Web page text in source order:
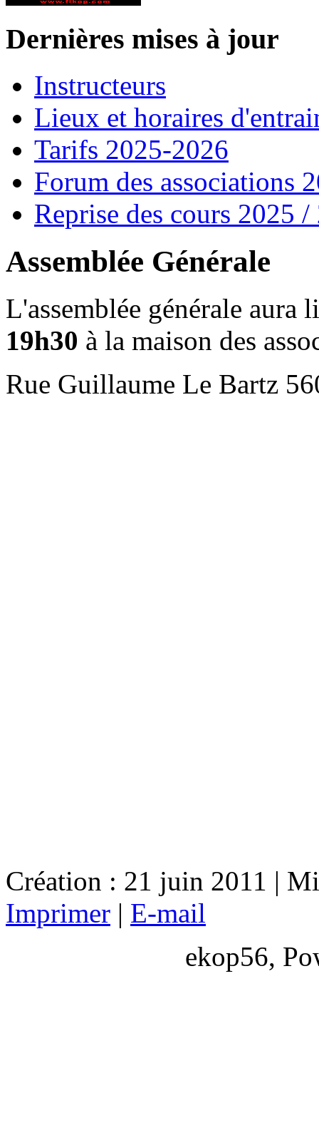
Dernières mises à jour
Instructeurs
Lieux et horaires
Tarifs 2025-2026
Forum des associations
Reprise des cours 2025 /
Assemblée Générale
L'assemblée générale aura
19h30 à la maison des
Rue Guillaume Le Bartz
Création : 21 juin 2011 |
Imprimer | E-mail
ekop56,